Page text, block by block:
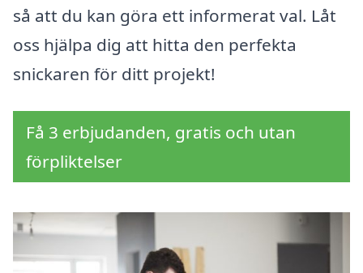
så att du kan göra ett informerat val. Låt
oss hjälpa dig att hitta den perfekta
snickaren för ditt projekt!
Få 3 erbjudanden, gratis och utan
förpliktelser